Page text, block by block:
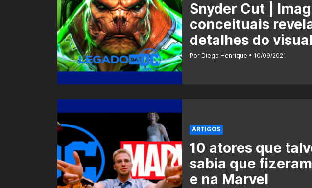
Snyder Cut |
conceituais
detalhes do
Por Diego Henrique 10/09/2021
ARTIGOS
10 atores que
sabia que
e na Marvel